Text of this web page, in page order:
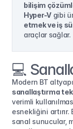
bilişim
Hyper-V gibi
etmek ve iş
araçlar sağlar.
💻
sanallaştırma
verimli
esnekliğini artırır.
sanal sunucular,